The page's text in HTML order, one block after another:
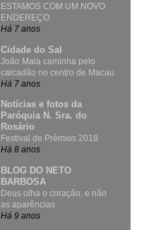
ESTAMOS COM UM NOVO
ENDEREÇO
Há 7 anos
Cidade do Sal
João Maia caminha pelo
calcadão no centro de Macau
Há 7 anos
Notícias e fotos da
Paróquia N. Sra. do
Rosário
Festival de Prêmios 2018
Há 8 anos
BLOG DO NETO
BARBOSA
Deus olha o coração, e não
as aparências
Há 9 anos